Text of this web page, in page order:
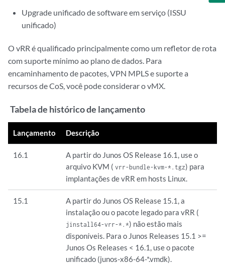
Upgrade unificado de software em serviço (ISSU
unificado)
O vRR é qualificado principalmente como um refletor de rota
com suporte mínimo ao plano de dados. Para
encaminhamento de pacotes, VPN MPLS e suporte a
recursos de CoS, você pode considerar o vMX.
Tabela de histórico de lançamento
Lançamento Descrição
16.1
A partir do Junos OS Release 16.1, use o
arquivo KVM ( vrr-bundle-kvm-*.tgz) para
implantações de vRR em hosts Linux.
15.1
A partir do Junos OS Release 15.1, a
instalação ou o pacote legado para vRR (
jinstall64-vrr-*.*) não estão mais
disponíveis. Para o Junos Releases 15.1 >=
Junos Os Releases < 16.1, use o pacote
unificado (junos-x86-64-*.vmdk).